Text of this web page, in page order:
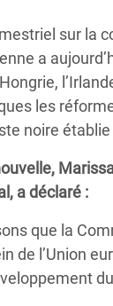
et
in a
Justice
qui
aux
sur la
a
les
noire établie
a déclaré :
que la
de l’Union